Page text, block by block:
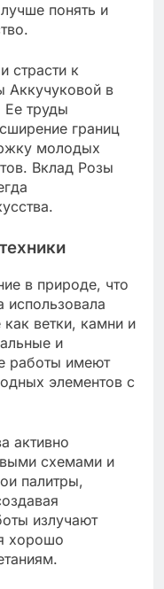
понять и
страсти к
Аккучуковой в
Ее труды
границ
молодых
Вклад Розы
в природе, что
использовала
ветки, камни и
и
работы имеют
элементов с
активно
схемами и
палитры,
излучают
хорошо